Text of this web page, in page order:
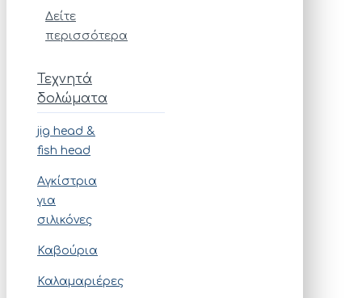
Δείτε
περισσότερα
Τεχνητά
δολώματα
jig head &
fish head
Αγκίστρια
για
σιλικόνες
Καβούρια
Καλαμαριέρες